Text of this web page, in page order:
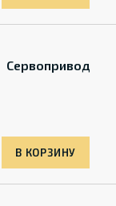
Сервопривод
В КОРЗИНУ